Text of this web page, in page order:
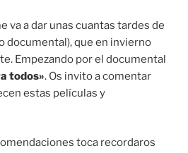
va a dar unas cuantas tardes de
documental), que en invierno
Empezando por el documental
todos». Os invito a comentar
estas películas y
toca recordaros